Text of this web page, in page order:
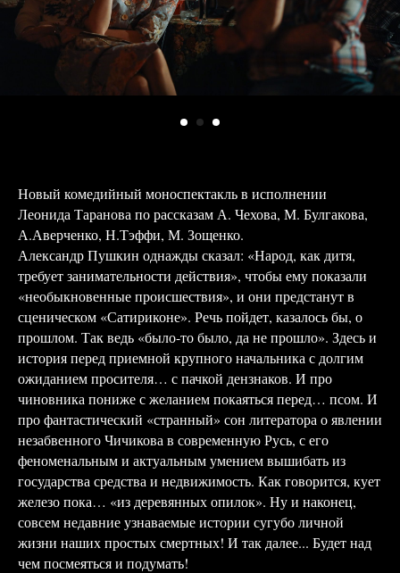
Новый комедийный моноспектакль в исполнении
Леонида Таранова по рассказам А. Чехова, М. Булгакова,
А.Аверченко, Н.Тэффи, М. Зощенко.
Александр Пушкин однажды сказал: «Народ, как дитя,
требует занимательности действия», чтобы ему показали
«необыкновенные происшествия», и они предстанут в
сценическом «Сатириконе». Речь пойдет, казалось бы, о
прошлом. Так ведь «было-то было, да не прошло». Здесь и
история перед приемной крупного начальника с долгим
ожиданием просителя… с пачкой дензнаков. И про
чиновника пониже с желанием покаяться перед… псом. И
про фантастический «странный» сон литератора о явлении
незабвенного Чичикова в современную Русь, с его
феноменальным и актуальным умением вышибать из
государства средства и недвижимость. Как говорится, кует
железо пока… «из деревянных опилок». Ну и наконец,
совсем недавние узнаваемые истории сугубо личной
жизни наших простых смертных! И так далее... Будет над
чем посмеяться и подумать!